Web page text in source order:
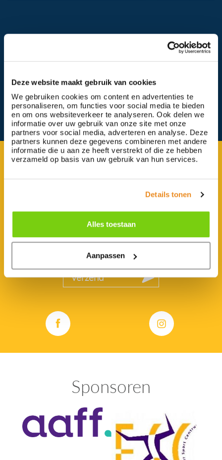
Deze website maakt gebruik van cookies
We gebruiken cookies om content en advertenties te
personaliseren, om functies voor social media te bieden
en om ons websiteverkeer te analyseren. Ook delen we
informatie over uw gebruik van onze site met onze
partners voor social media, adverteren en analyse. Deze
partners kunnen deze gegevens combineren met andere
informatie die u aan ze heeft verstrekt of die ze hebben
verzameld op basis van uw gebruik van hun services.
Details tonen
Alles toestaan
Aanpassen
Terug
Op de hoogte blijven
laatste nieuwtjes? Meld u dan aan voor onze
nieuwsbrief.
Verzend
Sponsoren